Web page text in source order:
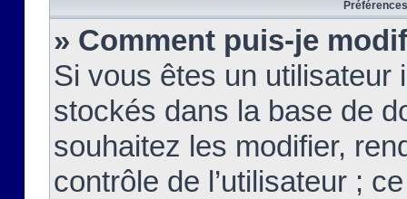
» Comment puis-je
Si vous êtes un
stockés dans la base de
souhaitez les modifier,
contrôle de l’utilisateur ;